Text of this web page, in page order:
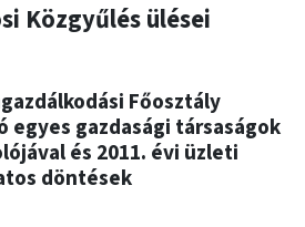
Közgyűlés ülései
Főosztály
egyes gazdasági társaságok
és 2011. évi üzleti
döntések